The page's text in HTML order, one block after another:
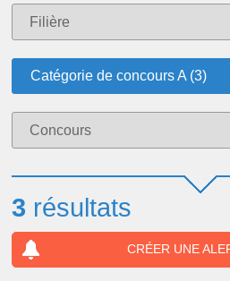
Catégorie de concours A (3)
3 résultats
CRÉER UNE